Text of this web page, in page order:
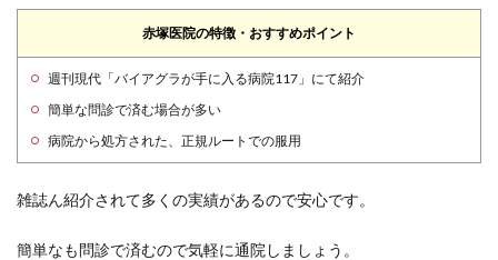
赤塚医院の特徴・おすすめポイント
週刊現代「バイアグラが手に入る病院117」にて紹介
簡単な問診で済む場合が多い
病院から処方された、正規ルートでの服用
雑誌ん紹介されて多くの実績があるので安心です。
簡単なも問診で済むので気軽に通院しましょう。